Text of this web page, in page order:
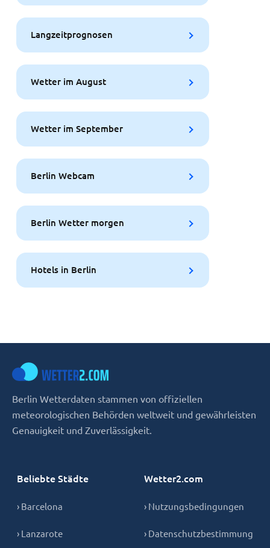
Langzeitprognosen
Wetter im August
Wetter im September
Berlin Webcam
Berlin Wetter morgen
Hotels in Berlin
Berlin Wetterdaten stammen von offiziellen
meteorologischen Behörden weltweit und gewährleisten
Genauigkeit und Zuverlässigkeit.
Beliebte Städte
› Barcelona
› Lanzarote
Wetter2.com
› Nutzungsbedingungen
› Datenschutzbestimmung